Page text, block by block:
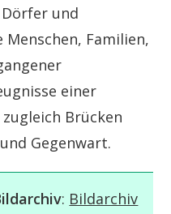
und
Familien,
einer
Brücken
Gegenwart.
: Bildarchiv